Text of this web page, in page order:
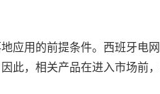
用的前提条件。西班牙电
此，相关产品在进入市场前